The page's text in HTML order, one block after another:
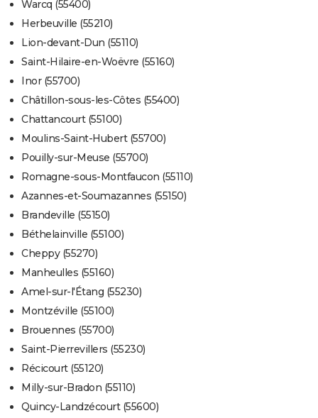
Warcq (55400)
Herbeuville (55210)
Lion-devant-Dun (55110)
Saint-Hilaire-en-Woëvre (55160)
Inor (55700)
Châtillon-sous-les-Côtes (55400)
Chattancourt (55100)
Moulins-Saint-Hubert (55700)
Pouilly-sur-Meuse (55700)
Romagne-sous-Montfaucon (55110)
Azannes-et-Soumazannes (55150)
Brandeville (55150)
Béthelainville (55100)
Cheppy (55270)
Manheulles (55160)
Amel-sur-l'Étang (55230)
Montzéville (55100)
Brouennes (55700)
Saint-Pierrevillers (55230)
Récicourt (55120)
Milly-sur-Bradon (55110)
Quincy-Landzécourt (55600)